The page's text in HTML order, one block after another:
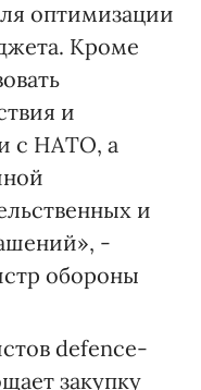
оптимизации
Кроме
и
с НАТО, а
и
-
обороны
defence-
закупку